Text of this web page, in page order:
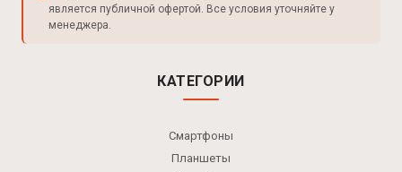
является публичной офертой. Все условия уточняйте у
менеджера.
КАТЕГОРИИ
Смартфоны
Планшеты